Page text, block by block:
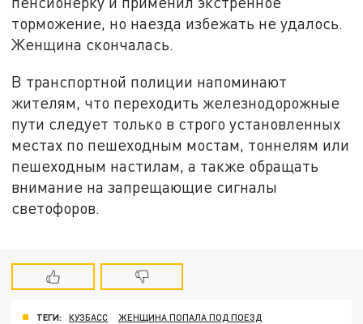
торможение, но наезда избежать не удалось.
Женщина скончалась.
В транспортной полиции напоминают
жителям, что переходить железнодорожные
пути следует только в строго установленных
местах по пешеходным мостам, тоннелям или
пешеходным настилам, а также обращать
внимание на запрещающие сигналы
светофоров.
ТЕГИ: КУЗБАСС ЖЕНЩИНА ПОПАЛА ПОД ПОЕЗД